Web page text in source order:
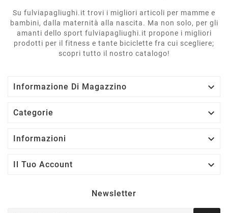
Su fulviapagliughi.it trovi i migliori articoli per mamme e
bambini, dalla maternità alla nascita. Ma non solo, per gli
amanti dello sport fulviapagliughi.it propone i migliori
prodotti per il fitness e tante biciclette fra cui scegliere;
scopri tutto il nostro catalogo!
Informazione Di Magazzino 
Categorie 
Informazioni 
Il Tuo Account 
Newsletter